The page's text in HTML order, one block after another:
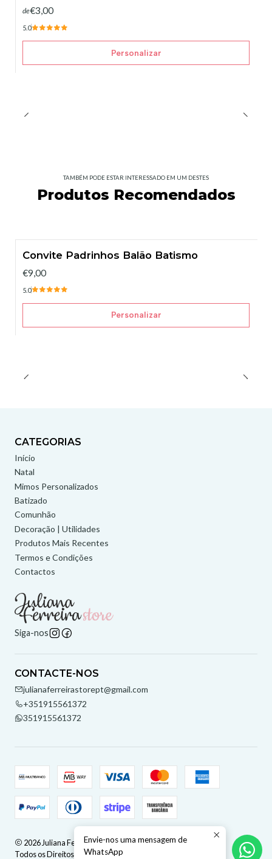
de€3,00
5.0
Personalizar
TAMBÉM PODE ESTAR INTERESSADO EM UM DESTES
Produtos Recomendados
Convite Padrinhos Balão Batismo
€9,00
5.0
Personalizar
CATEGORIAS
Início
Natal
Mimos Personalizados
Batizado
Comunhão
Decoração | Utilidades
Produtos Mais Recentes
Termos e Condições
Contactos
Siga-nos
CONTACTE-NOS
julianaferreirastorept@gmail.com
+351915561372
351915561372
2026 Juliana Ferreira Store.
Todos os Direitos Reservados.Com tecnologia Jumpseller
Envie-nos uma mensagem de
WhatsApp